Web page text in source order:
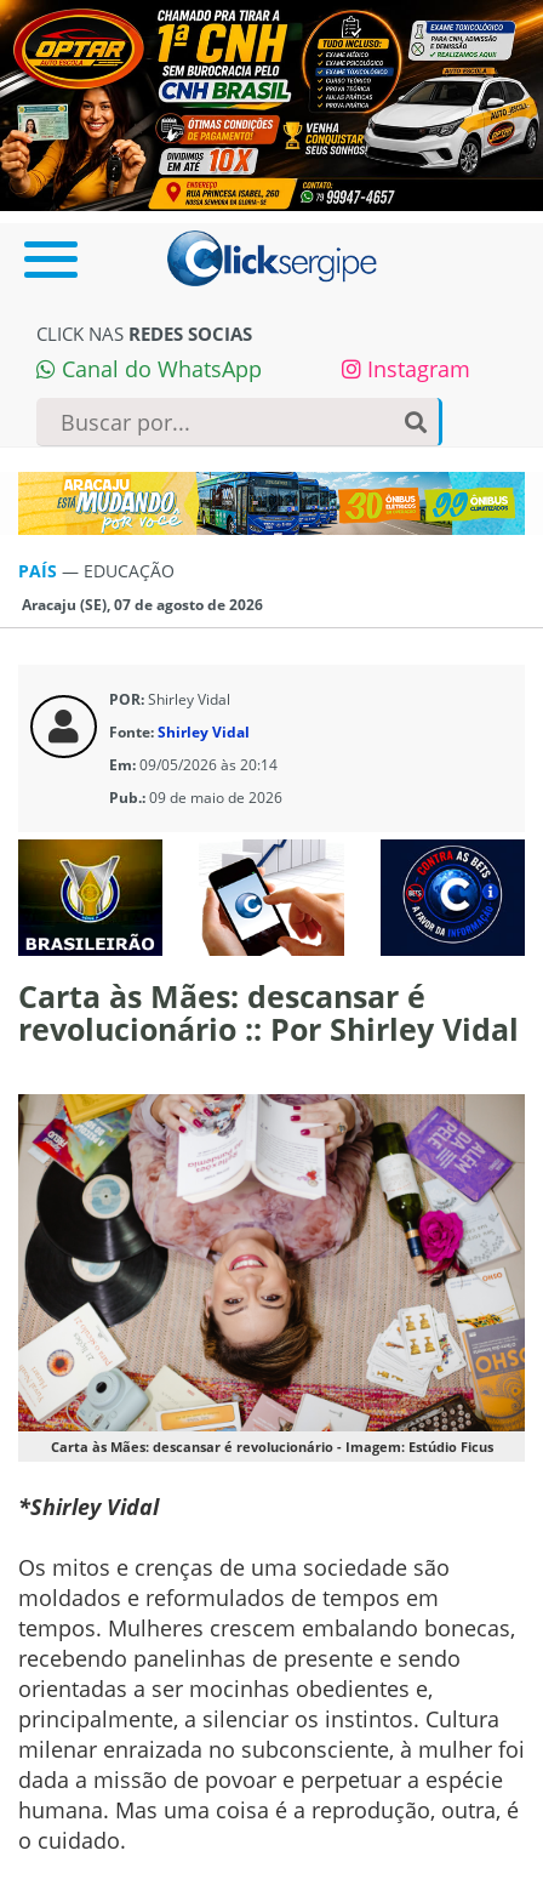
CLICK NAS REDES SOCIAS
Canal do WhatsApp Instagram
PAÍS — EDUCAÇÃO
Aracaju (SE), 07 de agosto de 2026
POR:Shirley Vidal
Fonte:Shirley Vidal
Em:09/05/2026 às 20:14
Pub.:09 de maio de 2026
Carta às Mães: descansar é
revolucionário :: Por Shirley Vidal
Carta às Mães: descansar é revolucionário - Imagem: Estúdio Ficus
*Shirley Vidal
Os mitos e crenças de uma sociedade são
moldados e reformulados de tempos em
tempos. Mulheres crescem embalando bonecas,
recebendo panelinhas de presente e sendo
orientadas a ser mocinhas obedientes e,
principalmente, a silenciar os instintos. Cultura
milenar enraizada no subconsciente, à mulher foi
dada a missão de povoar e perpetuar a espécie
humana. Mas uma coisa é a reprodução, outra, é
o cuidado.